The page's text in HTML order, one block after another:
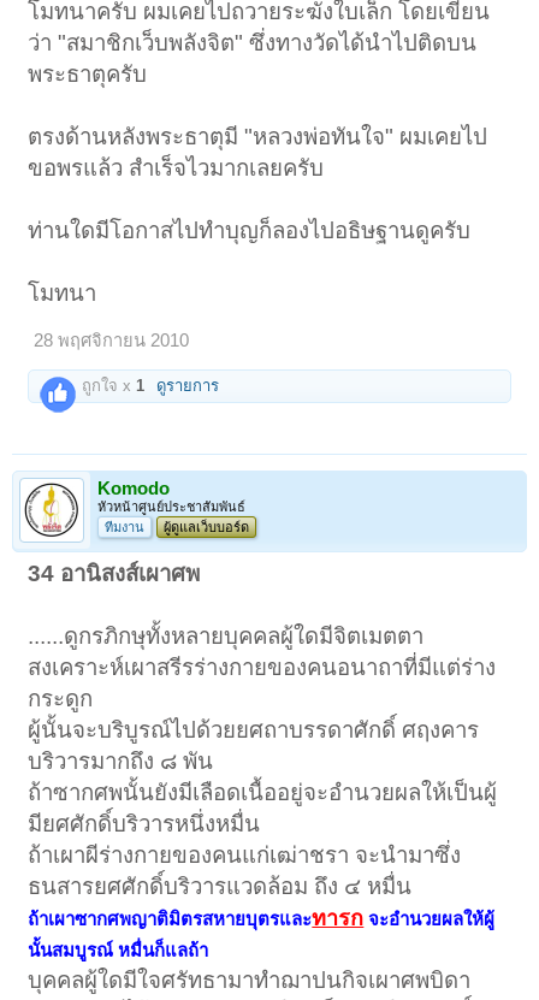
โมทนาครับ ผมเคยไปถวายระฆังใบเล็ก โดยเขียน
ว่า "สมาชิกเว็บพลังจิต" ซึ่งทางวัดได้นำไปติดบน
พระธาตุครับ
ตรงด้านหลังพระธาตุมี "หลวงพ่อทันใจ" ผมเคยไป
ขอพรแล้ว สำเร็จไวมากเลยครับ
ท่านใดมีโอกาสไปทำบุญก็ลองไปอธิษฐานดูครับ
โมทนา
28 พฤศจิกายน 2010
ถูกใจ x 1 ดูรายการ
Komodo
หัวหน้าศูนย์ประชาสัมพันธ์
ทีมงาน
ผู้ดูแลเว็บบอร์ด
34 อานิสงส์เผาศพ
......ดูกรภิกษุทั้งหลายบุคคลผู้ใดมีจิตเมตตา
สงเคราะห์เผาสรีรร่างกายของคนอนาถาที่มีแต่ร่าง
กระดูก
ผู้นั้นจะบริบูรณ์ไปด้วยยศถาบรรดาศักดิ์ ศฤงคาร
บริวารมากถึง ๘ พัน
ถ้าซากศพนั้นยังมีเลือดเนื้ออยู่จะอำนวยผลให้เป็นผู้
มียศศักดิ์บริวารหนึ่งหมื่น
ถ้าเผาผีร่างกายของคนแก่เฒ่าชรา จะนำมาซึ่ง
ธนสารยศศักดิ์บริวารแวดล้อม ถึง ๔ หมื่น
ถ้าเผาซากศพญาติมิตรสหายบุตรและทารก จะอำนวยผลให้ผู้
นั้นสมบูรณ์ หมื่นก็แลถ้า
บุคคลผู้ใดมีใจศรัทธามาทำฌาปนกิจเผาศพบิดา